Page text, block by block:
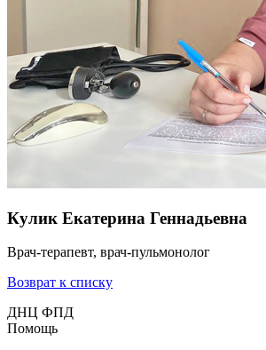
Кулик Екатерина Геннадьевна
Врач-терапевт, врач-пульмонолог
Возврат к списку
ДНЦ ФПД
Помощь